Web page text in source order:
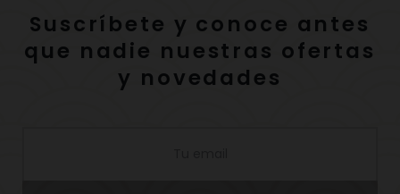
Suscríbete y conoce antes
que nadie nuestras ofertas
y novedades